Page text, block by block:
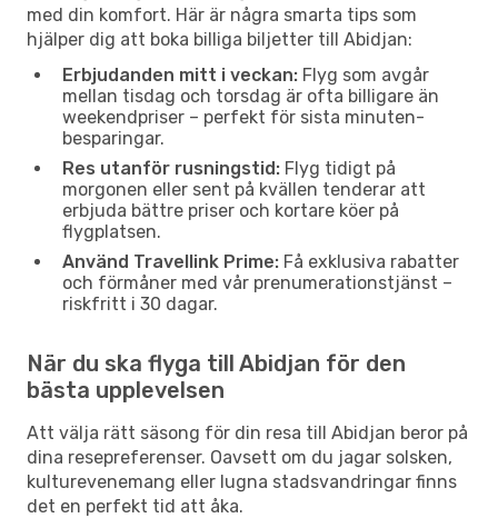
med din komfort. Här är några smarta tips som
hjälper dig att boka billiga biljetter till Abidjan:
Erbjudanden mitt i veckan: Flyg som avgår
mellan tisdag och torsdag är ofta billigare än
weekendpriser – perfekt för sista minuten-
besparingar.
Res utanför rusningstid: Flyg tidigt på
morgonen eller sent på kvällen tenderar att
erbjuda bättre priser och kortare köer på
flygplatsen.
Använd Travellink Prime: Få exklusiva rabatter
och förmåner med vår prenumerationstjänst –
riskfritt i 30 dagar.
När du ska flyga till Abidjan för den
bästa upplevelsen
Att välja rätt säsong för din resa till Abidjan beror på
dina resepreferenser. Oavsett om du jagar solsken,
kulturevenemang eller lugna stadsvandringar finns
det en perfekt tid att åka.